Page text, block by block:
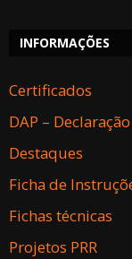
INFORMAÇÕES
Certificados
DAP –
Destaques
Ficha de
Fichas técnicas
Projetos PRR